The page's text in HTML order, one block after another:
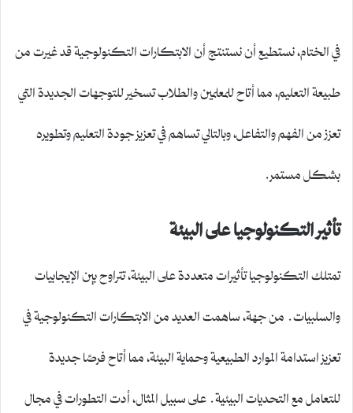
في الختام، نستطيع أن نستنتج أن الابتكارات التكنولوجية قد غيرت من
طبيعة التعليم، مما أتاح للمعلمين والطلاب تسخير للتوجهات الجديدة التي
تعزز من الفهم والتفاعل، وبالتالي تساهم في تعزيز جودة التعليم وتطويره
بشكل مستمر.
تأثير التكنولوجيا على البيئة
تمتلك التكنولوجيا تأثيرات متعددة على البيئة، تتراوح بين الإيجابيات
والسلبيات. من جهة، ساهمت العديد من الابتكارات التكنولوجية في
تعزيز استدامة الموارد الطبيعية وحماية البيئة، مما أتاح فرصًا جديدة
للتعامل مع التحديات البيئية. على سبيل المثال، أدت التطورات في مجال